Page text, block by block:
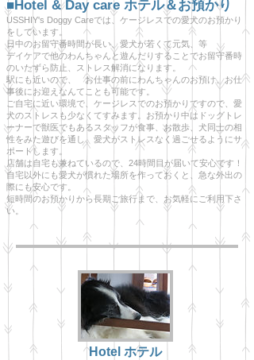
■Hotel & Day care ホテル＆お預かり
USSHIY's Doggy Careでは、ケージレスでの愛犬のお預かり
をしています。
日中のお留守番時間が長い、愛犬が若くて元気、等
デイケアで他のわんちゃんと遊んだりすることでお留守番時
のいたずら防止、ストレス解消になります。
駅にも近いので、 お仕事の前にわんちゃんのお預け、お仕
事後にお迎えなんてことも可能です。
ご自宅に近い環境で、ケージレスでのお預かりですので、愛
犬のストレスも少なくてすみます。お預かり中はドッグトレ
ーナーで獣医でもあるスタッフが食事、お散歩、犬同士の相
性をみた遊びを通し、愛犬がストレスなく過ごせるようにサ
ポートします。
店舗は自宅も兼ねているので、24時間目が届いて安心です！
自宅以外にも愛犬が慣れた場所を作っておくと、急な外出の
際にも安心です。
短時間のお預かりから長期ご旅行まで、お気軽にご利用下さ
い。
Hotel ホテル